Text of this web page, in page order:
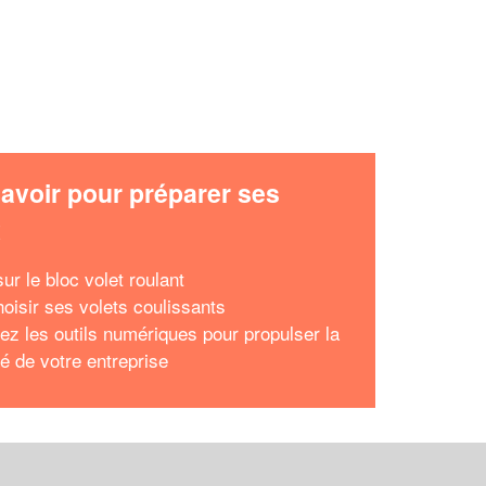
pour préparer ses
le bloc volet roulant
ses volets coulissants
les outils numériques pour propulser la
de votre entreprise